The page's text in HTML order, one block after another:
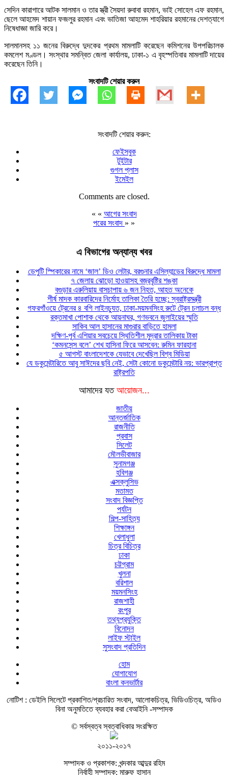
সেদিন কারাগারে আটক সালমান ও তার স্ত্রী সৈয়দা রুবাবা রহমান, ভাই সোহেল এফ রহমান,
ছেলে আহমেদ শায়ান ফজলুর রহমান এবং ভাতিজা আহমেদ শাহরিয়ার রহমানের দেশত্যাগে
নিষেধাজ্ঞা জারি করে।
সালমানসহ ১১ জনের বিরুদ্ধে দুদকের প্রথম মামলাটি করেছেন কমিশনের উপপরিচালক
কমলেশ মণ্ডল। সংস্থার সমন্বিত জেলা কার্যালয়, ঢাকা-১ এ বৃহস্পতিবার মামলাটি দায়ের
করেছেন তিনি।
সংবাদটি শেয়ার করুন
সংবাদটি শেয়ার করুন:
ফেইসবুক
টুইটার
গুগল প্লাস
ইমেইল
Comments are closed.
« « আগের সংবাদ
পরের সংবাদ » »
এ বিভাগের অন্যান্য খবর
ডেপুটি স্পিকারের নামে ‘জাল’ ডিও লেটার, বরগুনার এসিল্যান্ডের বিরুদ্ধে মামলা
৭ জেলায় ঝোড়ো হাওয়াসহ বজ্রবৃষ্টির শঙ্কা
বগুড়ার এরুলিয়ায় বাসচাপায় ৬ জন নিহত, আহত অনেকে
শীর্ষ মাদক কারবারিদের নির্মোহ তালিকা তৈরি হচ্ছে: স্বরাষ্ট্রমন্ত্রী
গফরগাঁওয়ে ট্রেনের ৪ বগি লাইনচ্যুত, ঢাকা-ময়মনসিংহ রুটে ট্রেন চলাচল বন্ধ
রক্তমাখা পোশাক থেকে আয়নাঘর, গণভবনে জুলাইয়ের স্মৃতি
সাকিব আল হাসানের মাগুরার বাড়িতে হামলা
দক্ষিণ-পূর্ব এশিয়ার সবচেয়ে স্থিতিশীল মুদ্রার তালিকায় টাকা
‘কমনসেন্স বলে’ শেখ হাসিনা ফিরে আসবেন: রুমিন ফারহানা
৫ আগস্ট বাংলাদেশকে যেভাবে দেখেছিল বিশ্ব মিডিয়া
যে ডকুমেন্টারিতে আবু সাঈদের ছবি নেই, সেটা কোনো ডকুমেন্টারি নয়: ভারপ্রাপ্ত
রাষ্ট্রপতি
আমাদের যত আয়োজন...
জাতীয়
আন্তর্জাতিক
রাজনীতি
প্রবাস
সিলেট
মৌলভীবাজার
সুনামগঞ্জ
হবিগঞ্জ
এক্সক্লুসিভ
মতামত
সংবাদ বিজ্ঞপ্তি
পর্যটন
শিল্প-সাহিত্য
শিক্ষাঙ্গন
খেলাধুলা
চিত্র বিচিত্র
ঢাকা
চট্টগ্রাম
খুলনা
বরিশাল
ময়মনসিংহ
রাজশাহী
রংপুর
তথ্যপ্রযুক্তি
বিনোদন
লাইফ স্টাইল
সুসংবাদ প্রতিদিন
হোম
যোগাযোগ
বাংলা কনভার্টার
নোটিশ : ডেইলি সিলেটে প্রকাশিত/প্রচারিত সংবাদ, আলোকচিত্র, ভিডিওচিত্র, অডিও
বিনা অনুমতিতে ব্যবহার করা বেআইনি -সম্পাদক
© সর্বস্বত্ব স্বত্বাধিকার সংরক্ষিত
২০১১-২০১৭
সম্পাদক ও প্রকাশক: খন্দকার আব্দুর রহিম
নির্বাহী সম্পাদক: মারুফ হাসান